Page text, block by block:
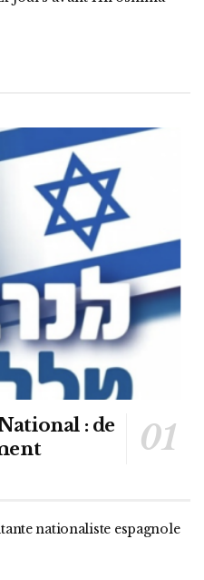
: de
nationaliste espagnole